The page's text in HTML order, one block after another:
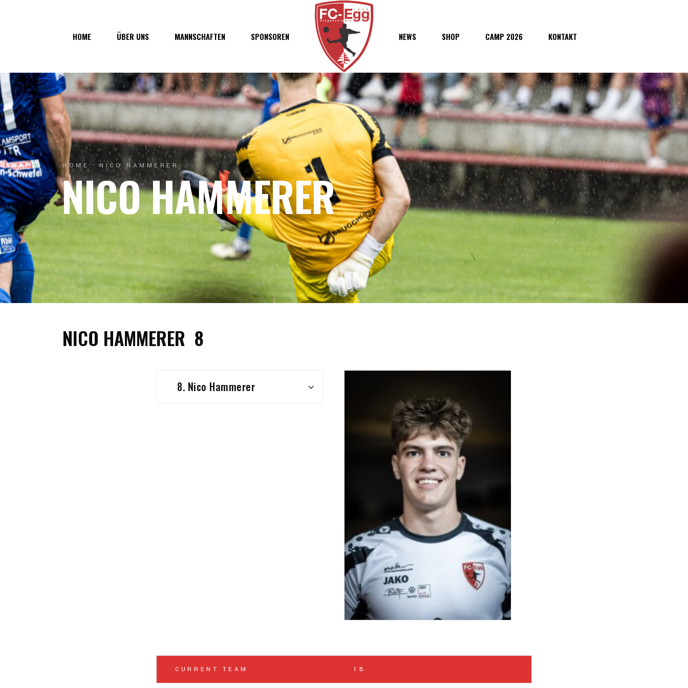
HOME ÜBER UNS
Über uns
Vorstand
Geschichte
Junkerau
MANNSCHAFTEN
1. Mannschaft
1b-Mannschaft
Nachwuchs
SPONSOREN NEWS SHOP CAMP 2026 KONTAKT
Junkerau
HOME NICO HAMMERER
NICO HAMMERER
8
NICO HAMMERER
8. Nico Hammerer
CURRENT TEAM 1B